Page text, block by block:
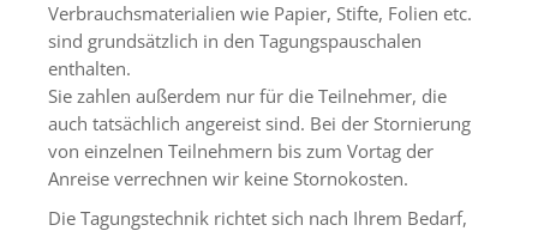
Verbrauchsmaterialien wie Papier, Stifte, Folien etc.
sind grundsätzlich in den Tagungspauschalen
enthalten.
Sie zahlen außerdem nur für die Teilnehmer, die
auch tatsächlich angereist sind. Bei der Stornierung
von einzelnen Teilnehmern bis zum Vortag der
Anreise verrechnen wir keine Stornokosten.
Die Tagungstechnik richtet sich nach Ihrem Bedarf,